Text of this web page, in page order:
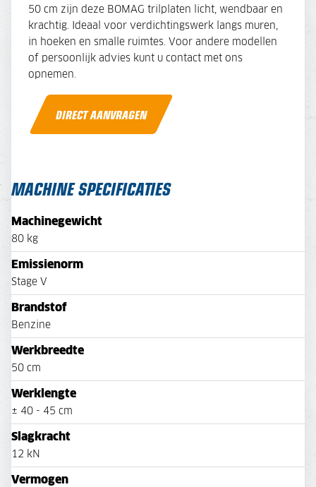
50 cm zijn deze BOMAG trilplaten licht, wendbaar en
krachtig. Ideaal voor verdichtingswerk langs muren,
in hoeken en smalle ruimtes. Voor andere modellen
of persoonlijk advies kunt u contact met ons
opnemen.
DIRECT AANVRAGEN
MACHINE SPECIFICATIES
Machinegewicht
80 kg
Emissienorm
Stage V
Brandstof
Benzine
Werkbreedte
50 cm
Werklengte
± 40 - 45 cm
Slagkracht
12 kN
Vermogen